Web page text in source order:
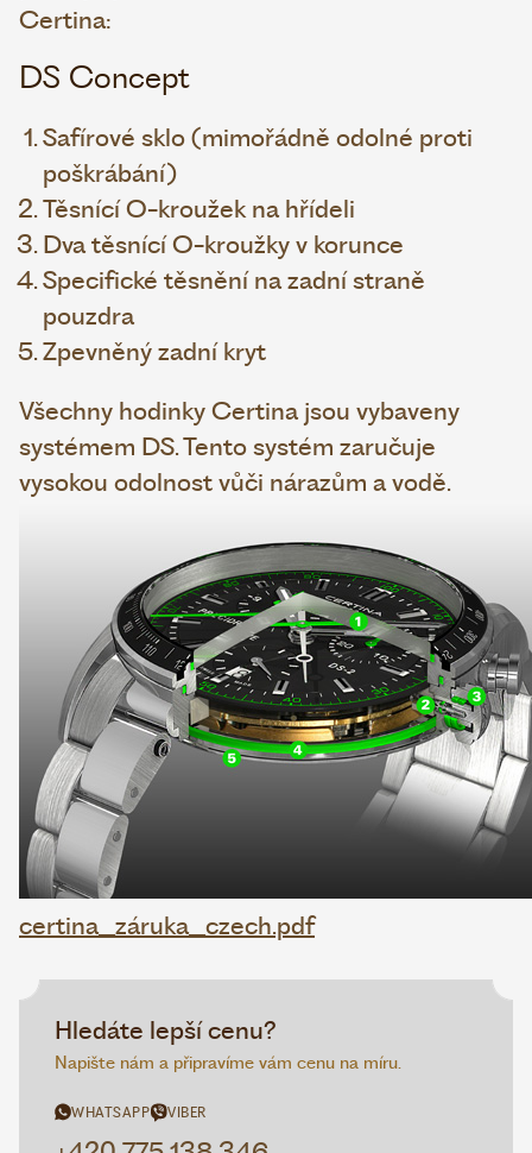
Certina:
DS Concept
Safírové sklo (mimořádně odolné proti
poškrábání)
Těsnící O-kroužek na hřídeli
Dva těsnící O-kroužky v korunce
Specifické těsnění na zadní straně
pouzdra
Zpevněný zadní kryt
Všechny hodinky Certina jsou vybaveny
systémem DS. Tento systém zaručuje
vysokou odolnost vůči nárazům a vodě.
certina_záruka_czech.pdf
Hledáte lepší cenu?
Napište nám a připravíme vám cenu na míru.
WHATSAPP VIBER